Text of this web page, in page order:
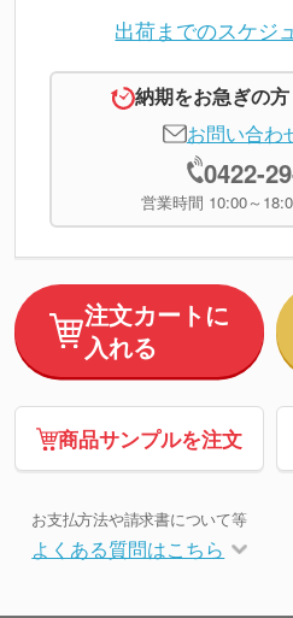
出荷までのスケジ
納期をお急ぎの
お問い合わ
0422-
営業時間 10:00～
注文カートに
入れる
商品サンプルを注文
お支払方法や請求書について等
よくある質問はこちら